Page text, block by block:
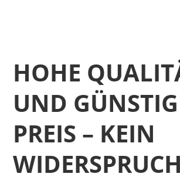
HOHE
UND
PREIS – KEIN
WIDERSPRUCH